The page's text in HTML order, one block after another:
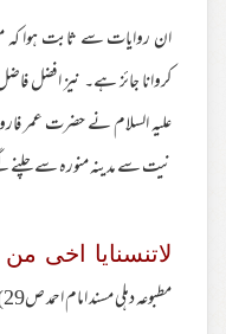
ان روایات سے ثابت ہوا کہ
کروانا جائز ہے۔ نیز افضل
علیہ السلام نے حضرت عمر
نیت سے مدینہ منورہ سے
لاتنسنايا اخى
مطبوعه دهلى مسند امام احمد ص29)